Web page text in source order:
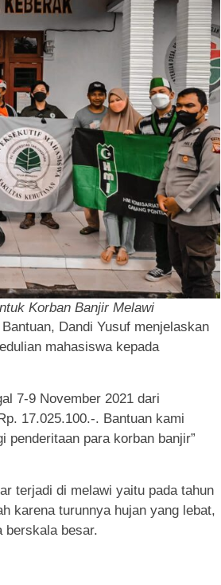
Korban Banjir Melawi
Dandi Yusuf menjelaskan
mahasiswa kepada
7-9 November 2021 dari
17.025.100.-. Bantuan kami
penderitaan para korban banjir”
terjadi di melawi yaitu pada tahun
karena turunnya hujan yang lebat,
berskala besar.